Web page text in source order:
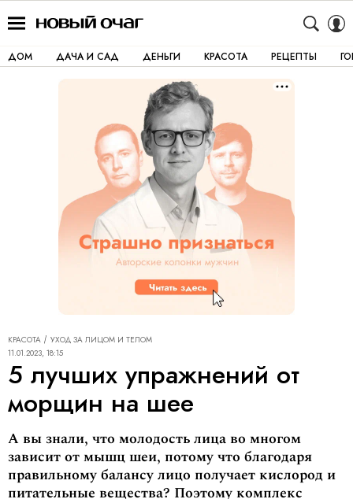
ДОМ ДАЧА И САД ДЕНЬГИ КРАСОТА РЕЦЕПТЫ
КРАСОТА
УХОД ЗА ЛИЦОМ И ТЕЛОМ
11.01.2023, 18:15
5 лучших упражнений от
морщин на шее
А вы знали, что молодость лица во многом
зависит от мышц шеи, потому что благодаря
правильному балансу лицо получает кислород и
питательные вещества? Поэтому комплекс